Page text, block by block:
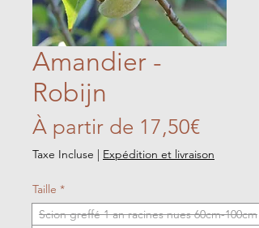
Amandier -
Robijn
À partir de 17,50€Prix
Taxe Incluse Expédition et livraison
Taille *
Scion greffé 1 an racines nues 60cm-100cm